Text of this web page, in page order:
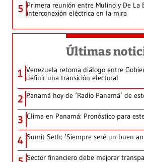
5 Primera reunión entre Mulino y De La
interconexión eléctrica en la mira
Últimas
1 Venezuela retoma diálogo entre
definir una transición electoral
2 Panamá hoy de ‘Radio Panamá’ de
3 Clima en Panamá: Pronóstico para
4 Sumit Seth: ‘Siempre seré un buen
Sector financiero debe mejorar